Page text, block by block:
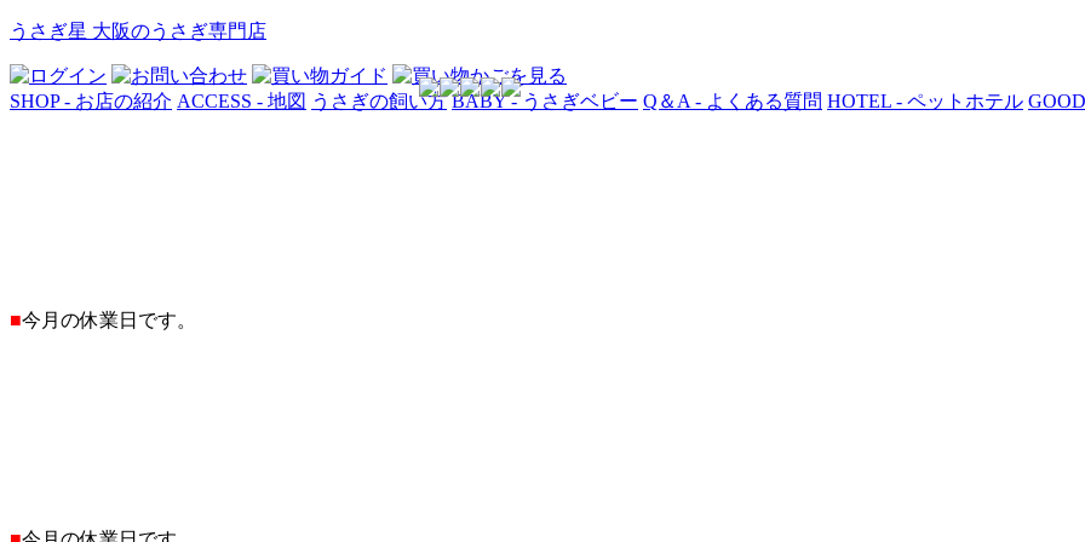
うさぎ星 大阪のうさぎ専門店
SHOP - お店の紹介 ACCESS - 地図 うさぎの飼い方 BABY - うさぎベビー Q＆A - よくある質問 HOTEL - ペットホテル
■今月の休業日です。